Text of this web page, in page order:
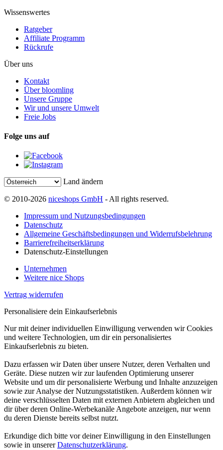
Wissenswertes
Ratgeber
Affiliate Programm
Rückrufe
Über uns
Kontakt
Über bloomling
Unsere Gruppe
Wir und unsere Umwelt
Freie Jobs
Folge uns auf
Land ändern
© 2010-2026 niceshops GmbH - All rights reserved.
Impressum und Nutzungsbedingungen
Datenschutz
Allgemeine Geschäftsbedingungen und Widerrufsbelehrung
Barrierefreiheitserklärung
Datenschutz-Einstellungen
Unternehmen
Weitere nice Shops
Vertrag widerrufen
Personalisiere dein Einkaufserlebnis
Nur mit deiner individuellen Einwilligung verwenden wir Cookies
und weitere Technologien, um dir ein personalisiertes
Einkaufserlebnis zu bieten.
Dazu erfassen wir Daten über unsere Nutzer, deren Verhalten und
Geräte. Diese nutzen wir zur laufenden Optimierung unserer
Website und um dir personalisierte Werbung und Inhalte anzuzeigen
sowie zur Analyse der Nutzungsstatistiken. Außerdem können wir
deine verschlüsselten Daten mit externen Anbietern abgleichen und
dir über deren Online-Werbekanäle Angebote anzeigen, nur wenn
du deren Dienste bereits selbst nutzt.
Erkundige dich bitte vor deiner Einwilligung in den Einstellungen
sowie in unsererDatenschutzerklärung.